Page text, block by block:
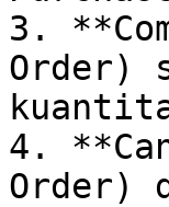
3.
Order)
4.
Order)